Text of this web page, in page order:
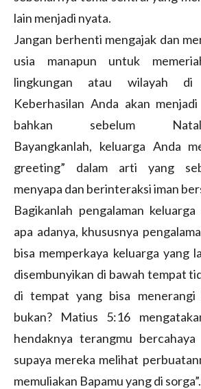
lain menjadi nyata.
Jangan berhenti mengajak dan
usia manapun untuk
lingkungan atau wilayah
Keberhasilan Anda akan
bahkan sebelum
Bayangkanlah, keluarga Anda
greeting” dalam arti yang
menyapa dan berinteraksi iman
Bagikanlah pengalaman
apa adanya, khususnya
bisa memperkaya keluarga yang
disembunyikan di bawah tempat
di tempat yang bisa menerangi
bukan? Matius 5:16
hendaknya terangmu
supaya mereka melihat
memuliakan Bapamu yang di sorga”.